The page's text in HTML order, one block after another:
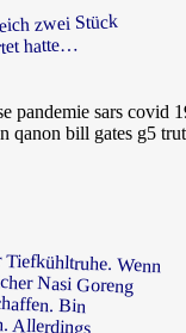
zwei Stück
hatte…
Wenn
Nasi Goreng
schaffen. Bin
Allerdings
Ernährung etwas